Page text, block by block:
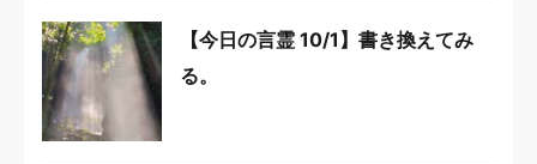
【今日の言霊 10/1】書き換えてみ
る。